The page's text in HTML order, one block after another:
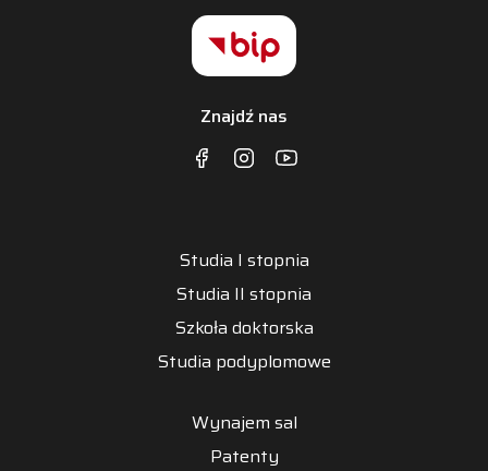
Znajdź nas
Studia I stopnia
Studia II stopnia
Szkoła doktorska
Studia podyplomowe
Wynajem sal
Patenty